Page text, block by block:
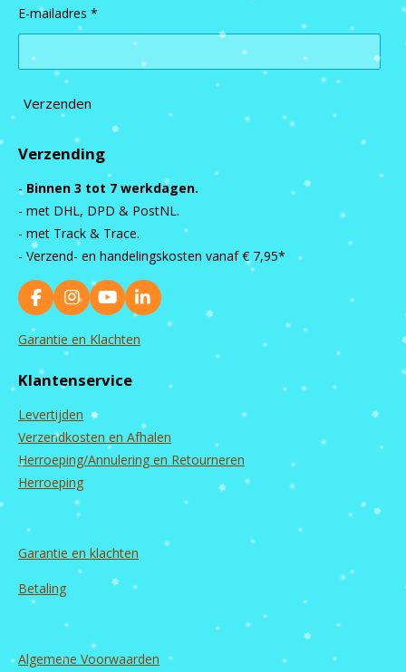
E-mailadres *
Verzenden
Verzending
- Binnen 3 tot 7 werkdagen.
- met DHL, DPD & PostNL.
- met Track & Trace.
- Verzend- en handelingskosten vanaf € 7,95*
F
a
c
b
o
k
I
n
s
g
a
m
Y
o
u
b
L
i
n
Garantie en Klachten
Klantenservice
Levertijden
Verzendkosten en Afhalen
Herroeping/Annulering en Retourneren
Herroeping
Garantie en klachten
Betaling
Algemene Voorwaarden